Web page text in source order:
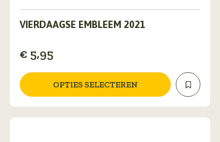
VIERDAAGSE EMBLEEM 2021
€ 5,95
OPTIES SELECTEREN
product
variaties.
Deze
kan
gekozen
worden
op
de